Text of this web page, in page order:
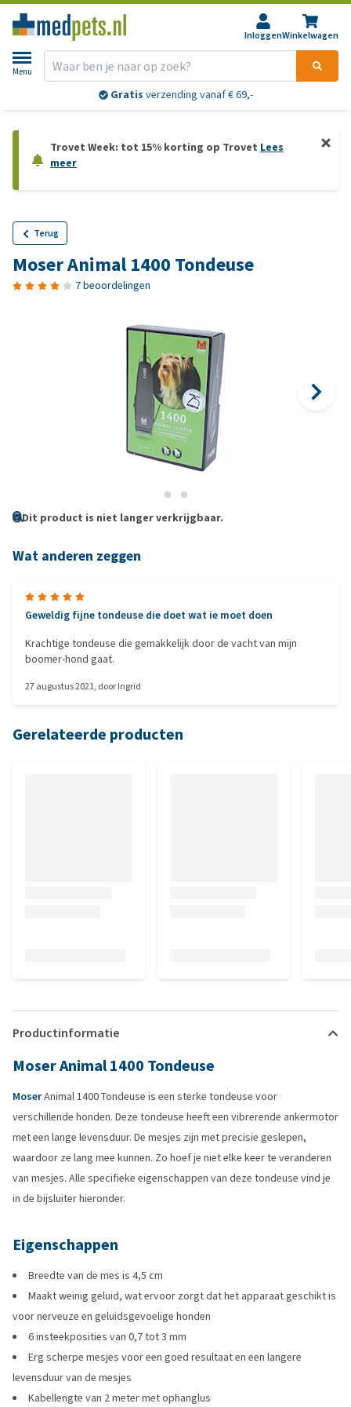
InloggenWinkelwagen
Menu
Gratis verzending vanaf € 69,-
Trovet Week: tot 15% korting op Trovet Lees
meer
Terug
Moser Animal 1400 Tondeuse
7 beoordelingen
Dit product is niet langer verkrijgbaar.
Wat anderen zeggen
Geweldig fijne tondeuse die doet wat ie moet doen
Krachtige tondeuse die gemakkelijk door de vacht van mijn
boomer-hond gaat.
27 augustus 2021, doorIngrid
Gerelateerde producten
Productinformatie
Moser Animal 1400 Tondeuse
MoserAnimal 1400 Tondeuse is een sterke tondeuse voor
verschillende honden. Deze tondeuse heeft een vibrerende ankermotor
met een lange levensduur. De mesjes zijn met precisie geslepen,
waardoor ze lang mee kunnen. Zo hoef je niet elke keer te veranderen
van mesjes. Alle specifieke eigenschappen van deze tondeuse vind je
in de bijsluiter hieronder.
Eigenschappen
Breedte van de mes is 4,5 cm
Maakt weinig geluid, wat ervoor zorgt dat het apparaat geschikt is
voor nerveuze en geluidsgevoelige honden
6 insteekposities van 0,7 tot 3 mm
Erg scherpe mesjes voor een goed resultaat en een langere
levensduur van de mesjes
Kabellengte van 2 meter met ophanglus